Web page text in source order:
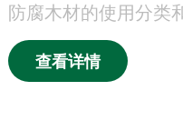
防腐木材的使用分
查看详情